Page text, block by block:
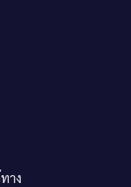
าง